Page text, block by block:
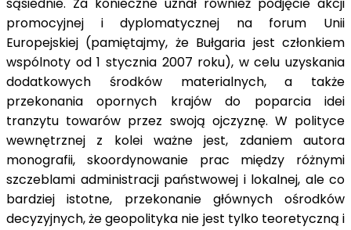
sąsiednie. Za konieczne uznał również podjęcie akcji
promocyjnej i dyplomatycznej na forum Unii
Europejskiej (pamiętajmy, że Bułgaria jest członkiem
wspólnoty od 1 stycznia 2007 roku), w celu uzyskania
dodatkowych środków materialnych, a także
przekonania opornych krajów do poparcia idei
tranzytu towarów przez swoją ojczyznę. W polityce
wewnętrznej z kolei ważne jest, zdaniem autora
monografii, skoordynowanie prac między różnymi
szczeblami administracji państwowej i lokalnej, ale co
bardziej istotne, przekonanie głównych ośrodków
decyzyjnych, że geopolityka nie jest tylko teoretyczną i